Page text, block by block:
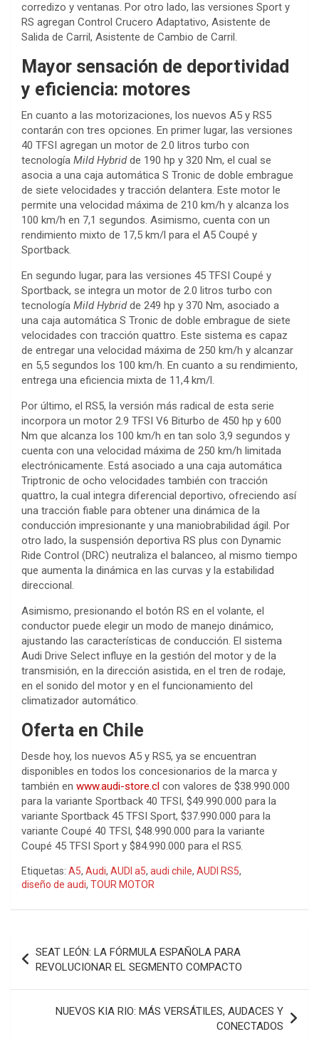
corredizo y ventanas. Por otro lado, las versiones Sport y
RS agregan Control Crucero Adaptativo, Asistente de
Salida de Carril, Asistente de Cambio de Carril.
Mayor sensación de deportividad
y eficiencia: motores
En cuanto a las motorizaciones, los nuevos A5 y RS5
contarán con tres opciones. En primer lugar, las versiones
40 TFSI agregan un motor de 2.0 litros turbo con
tecnología Mild Hybridde 190 hp y 320 Nm, el cual se
asocia a una caja automática S Tronic de doble embrague
de siete velocidades y tracción delantera. Este motor le
permite una velocidad máxima de 210 km/h y alcanza los
100 km/h en 7,1 segundos. Asimismo, cuenta con un
rendimiento mixto de 17,5 km/l para el A5 Coupé y
Sportback.
En segundo lugar, para las versiones 45 TFSI Coupé y
Sportback, se integra un motor de 2.0 litros turbo con
tecnología Mild Hybridde 249 hp y 370 Nm, asociado a
una caja automática S Tronic de doble embrague de siete
velocidades con tracción quattro. Este sistema es capaz
de entregar una velocidad máxima de 250 km/h y alcanzar
en 5,5 segundos los 100 km/h. En cuanto a su rendimiento,
entrega una eficiencia mixta de 11,4 km/l.
Por último, el RS5, la versión más radical de esta serie
incorpora un motor 2.9 TFSI V6 Biturbo de 450 hp y 600
Nm que alcanza los 100 km/h en tan solo 3,9 segundos y
cuenta con una velocidad máxima de 250 km/h limitada
electrónicamente. Está asociado a una caja automática
Triptronic de ocho velocidades también con tracción
quattro, la cual integra diferencial deportivo, ofreciendo así
una tracción fiable para obtener una dinámica de la
conducción impresionante y una maniobrabilidad ágil. Por
otro lado, la suspensión deportiva RS plus con Dynamic
Ride Control (DRC) neutraliza el balanceo, al mismo tiempo
que aumenta la dinámica en las curvas y la estabilidad
direccional.
Asimismo, presionando el botón RS en el volante, el
conductor puede elegir un modo de manejo dinámico,
ajustando las características de conducción. El sistema
Audi Drive Select influye en la gestión del motor y de la
transmisión, en la dirección asistida, en el tren de rodaje,
en el sonido del motor y en el funcionamiento del
climatizador automático.
Oferta en Chile
Desde hoy, los nuevos A5 y RS5, ya se encuentran
disponibles en todos los concesionarios de la marca y
también en www.audi-store.cl con valores de $38.990.000
para la variante Sportback 40 TFSI, $49.990.000 para la
variante Sportback 45 TFSI Sport, $37.990.000 para la
variante Coupé 40 TFSI, $48.990.000 para la variante
Coupé 45 TFSI Sport y $84.990.000 para el RS5.
Etiquetas: A5, Audi, AUDI a5, audi chile, AUDI RS5,
diseño de audi, TOUR MOTOR
Navegación
de
entradas
SEAT LEÓN: LA FÓRMULA ESPAÑOLA PARA
REVOLUCIONAR EL SEGMENTO COMPACTO
NUEVOS KIA RIO: MÁS VERSÁTILES, AUDACES Y
CONECTADOS